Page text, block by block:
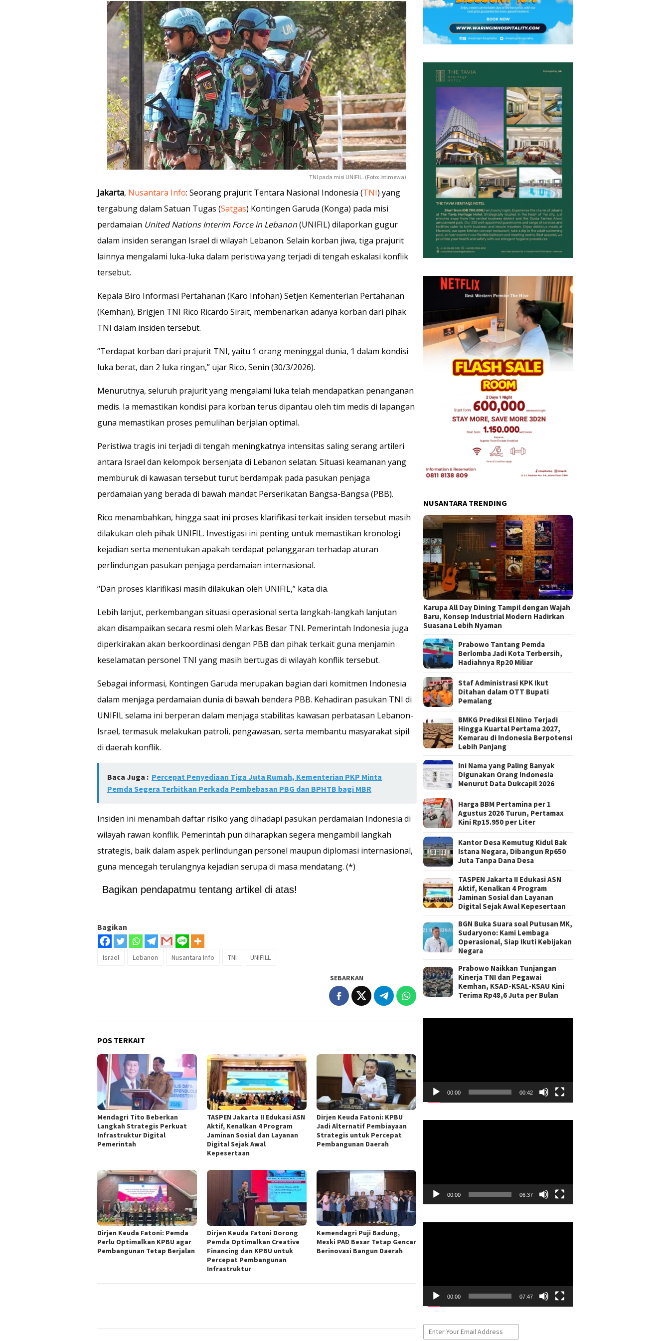
TNI pada misi UNIFIL. (Foto: Istimewa)
Jakarta, Nusantara Info: Seorang prajurit Tentara Nasional Indonesia (TNI) yang
tergabung dalam Satuan Tugas (Satgas) Kontingen Garuda (Konga) pada misi
perdamaian United Nations Interim Force in Lebanon(UNIFIL) dilaporkan gugur
dalam insiden serangan Israel di wilayah Lebanon. Selain korban jiwa, tiga prajurit
lainnya mengalami luka-luka dalam peristiwa yang terjadi di tengah eskalasi konflik
tersebut.
Kepala Biro Informasi Pertahanan (Karo Infohan) Setjen Kementerian Pertahanan
(Kemhan), Brigjen TNI Rico Ricardo Sirait, membenarkan adanya korban dari pihak
TNI dalam insiden tersebut.
“Terdapat korban dari prajurit TNI, yaitu 1 orang meninggal dunia, 1 dalam kondisi
luka berat, dan 2 luka ringan,” ujar Rico, Senin (30/3/2026).
Menurutnya, seluruh prajurit yang mengalami luka telah mendapatkan penanganan
medis. Ia memastikan kondisi para korban terus dipantau oleh tim medis di lapangan
guna memastikan proses pemulihan berjalan optimal.
Peristiwa tragis ini terjadi di tengah meningkatnya intensitas saling serang artileri
antara Israel dan kelompok bersenjata di Lebanon selatan. Situasi keamanan yang
memburuk di kawasan tersebut turut berdampak pada pasukan penjaga
perdamaian yang berada di bawah mandat Perserikatan Bangsa-Bangsa (PBB).
Rico menambahkan, hingga saat ini proses klarifikasi terkait insiden tersebut masih
dilakukan oleh pihak UNIFIL. Investigasi ini penting untuk memastikan kronologi
kejadian serta menentukan apakah terdapat pelanggaran terhadap aturan
perlindungan pasukan penjaga perdamaian internasional.
“Dan proses klarifikasi masih dilakukan oleh UNIFIL,” kata dia.
Lebih lanjut, perkembangan situasi operasional serta langkah-langkah lanjutan
akan disampaikan secara resmi oleh Markas Besar TNI. Pemerintah Indonesia juga
diperkirakan akan berkoordinasi dengan PBB dan pihak terkait guna menjamin
keselamatan personel TNI yang masih bertugas di wilayah konflik tersebut.
Sebagai informasi, Kontingen Garuda merupakan bagian dari komitmen Indonesia
dalam menjaga perdamaian dunia di bawah bendera PBB. Kehadiran pasukan TNI di
UNIFIL selama ini berperan dalam menjaga stabilitas kawasan perbatasan Lebanon-
Israel, termasuk melakukan patroli, pengawasan, serta membantu masyarakat sipil
di daerah konflik.
Baca Juga : Percepat Penyediaan Tiga Juta Rumah, Kementerian PKP Minta
Pemda Segera Terbitkan Perkada Pembebasan PBG dan BPHTB bagi MBR
Insiden ini menambah daftar risiko yang dihadapi pasukan perdamaian Indonesia di
wilayah rawan konflik. Pemerintah pun diharapkan segera mengambil langkah
strategis, baik dalam aspek perlindungan personel maupun diplomasi internasional,
guna mencegah terulangnya kejadian serupa di masa mendatang. (*)
Bagikan pendapatmu tentang artikel di atas!
Bagikan
Israel Lebanon Nusantara Info TNI UNIFILL
SEBARKAN
POS TERKAIT
Mendagri Tito Beberkan
Langkah Strategis Perkuat
Infrastruktur Digital
Pemerintah
TASPEN Jakarta II Edukasi ASN
Aktif, Kenalkan 4 Program
Jaminan Sosial dan Layanan
Digital Sejak Awal
Kepesertaan
Dirjen Keuda Fatoni: KPBU
Jadi Alternatif Pembiayaan
Strategis untuk Percepat
Pembangunan Daerah
Dirjen Keuda Fatoni: Pemda
Perlu Optimalkan KPBU agar
Pembangunan Tetap Berjalan
Dirjen Keuda Fatoni Dorong
Pemda Optimalkan Creative
Financing dan KPBU untuk
Percepat Pembangunan
Infrastruktur
Kemendagri Puji Badung,
Meski PAD Besar Tetap Gencar
Berinovasi Bangun Daerah
NUSANTARA TRENDING
Karupa All Day Dining Tampil dengan Wajah
Baru, Konsep Industrial Modern Hadirkan
Suasana Lebih Nyaman
Prabowo Tantang Pemda
Berlomba Jadi Kota Terbersih,
Hadiahnya Rp20 Miliar
Staf Administrasi KPK Ikut
Ditahan dalam OTT Bupati
Pemalang
BMKG Prediksi El Nino Terjadi
Hingga Kuartal Pertama 2027,
Kemarau di Indonesia Berpotensi
Lebih Panjang
Ini Nama yang Paling Banyak
Digunakan Orang Indonesia
Menurut Data Dukcapil 2026
Harga BBM Pertamina per 1
Agustus 2026 Turun, Pertamax
Kini Rp15.950 per Liter
Kantor Desa Kemutug Kidul Bak
Istana Negara, Dibangun Rp650
Juta Tanpa Dana Desa
TASPEN Jakarta II Edukasi ASN
Aktif, Kenalkan 4 Program
Jaminan Sosial dan Layanan
Digital Sejak Awal Kepesertaan
BGN Buka Suara soal Putusan MK,
Sudaryono: Kami Lembaga
Operasional, Siap Ikuti Kebijakan
Negara
Prabowo Naikkan Tunjangan
Kinerja TNI dan Pegawai
Kemhan, KSAD-KSAL-KSAU Kini
Terima Rp48,6 Juta per Bulan
00:00 00:42
00:00 06:37
00:00 07:47